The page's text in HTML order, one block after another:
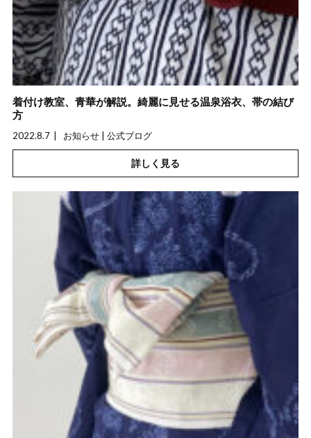
着付け教室、青華が解説。綺麗に見せる温泉浴衣、帯の結び
方
2022.8.7
お知らせ | 公式ブログ
詳しく見る